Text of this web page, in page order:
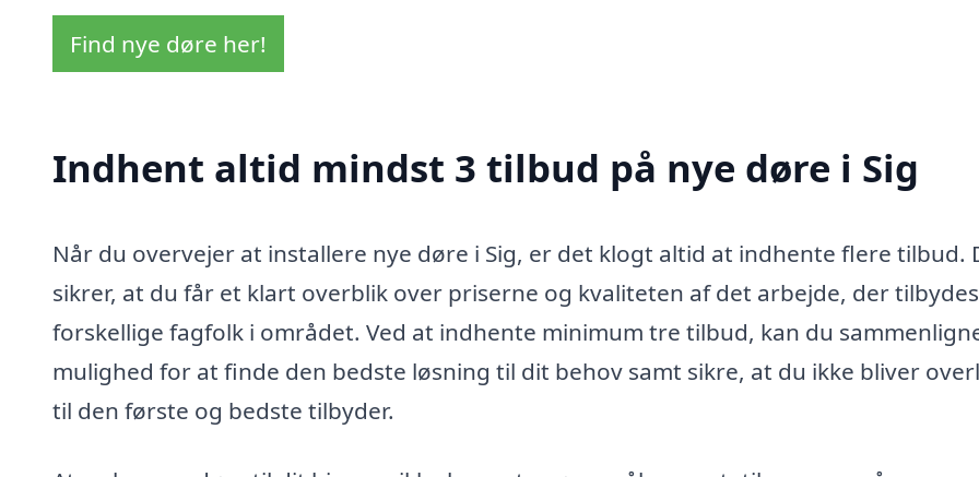
Find nye døre her!
Indhent altid mindst 3 tilbud på nye døre i Sig
Når du overvejer at installere nye døre i Sig, er det klogt altid at indhente flere tilbud.
sikrer, at du får et klart overblik over priserne og kvaliteten af det arbejde, der
forskellige fagfolk i området. Ved at indhente minimum tre tilbud, kan du
mulighed for at finde den bedste løsning til dit behov samt sikre, at du ikke bliver
til den første og bedste tilbyder.